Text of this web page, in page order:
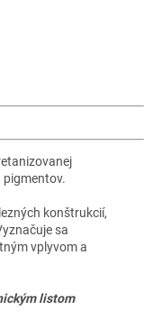
pigmentov.
konštrukcií,
sa
vplyvom a
listom